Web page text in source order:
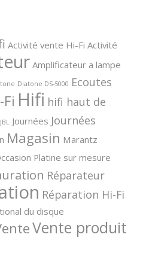
Activité vente Hi-Fi Activité
Amplificateur a lampe
Diatone DS-5000 Ecoutes
Fi Hifi hifi haut de
JBL Journées Journées
Magasin Marantz
Platine sur mesure
Réparateur
Réparation Hi-Fi
du disque
Vente produit